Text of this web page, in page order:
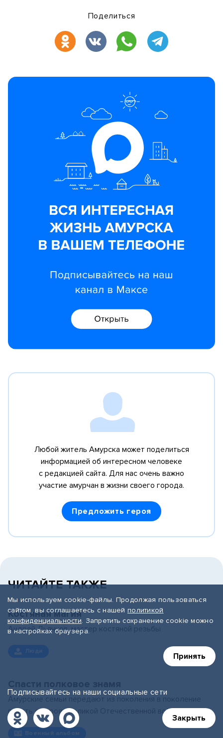
Поделиться
Любой житель Амурска может поделиться
информацией об интересном человеке
с редакцией сайта. Для нас очень важно
участие амурчан в жизни своего города.
Предложить героя
ЧИТАЙТЕ ТАКЖЕ
Костяная магия
Андрей Дьячков, мастер костяной резьбы
Люди
Спасти полковое знамя
Амурские семьи передают из поколения в поколение
память о героях Великой Отечественной войны
Военный альбом
Мы используем cookie-файлы. Продолжая пользоваться
сайтом, вы соглашаетесь с нашей политикой
конфиденциальности. Запретить сохранение cookie можно
в настройках браузера.
Принять
Подписывайтесь на наши социальные сети
Закрыть